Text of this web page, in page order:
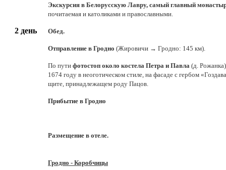
2 день
Экскурсия в Белорусскую Лавру, самый главный
почитаемая и католиками и православными.
Обед.
Отправление в Гродно (Жировичи → Гродно: 145 км).
По пути фотостоп около костела Петра и Павла (д.
1674 году в неоготическом стиле, на фасаде с гербом
щите, принадлежащем роду Пацов.
Прибытие в Гродно
Размещение в отеле.
Гродно - Коробчицы